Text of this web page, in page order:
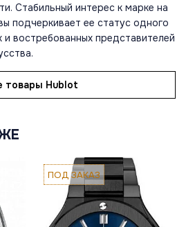
Стабильный интерес к марке на
подчеркивает ее статус одного
и востребованных представителей
товары Hublot
ПОД ЗАКАЗ